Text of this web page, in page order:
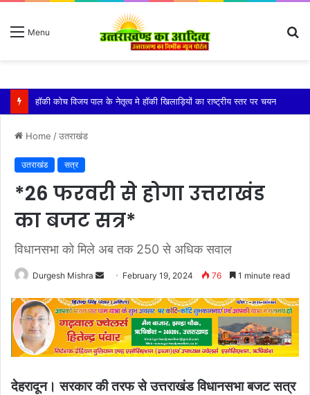
Menu
किशोरी को बेहोश कर झाड़ियों में दुष्कर्म, गंभीर हालत में एम्स में भर्ती
Home /उतराखंड
उतराखंड सत्र
*26 फरवरी से होगा उत्तराखंड
का बजट सत्र*
विधानसभा को मिले अब तक 250 से अधिक सवाल
Durgesh Mishra
Send
email
February 19, 2024 76 1 minute read
देहरादून। सरकार की तरफ से उत्तराखंड विधानसभा बजट सत्र